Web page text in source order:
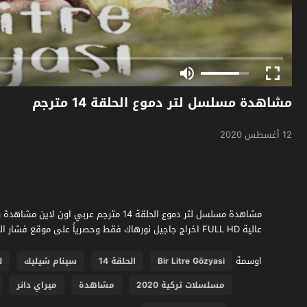
مشاهدة مسلسل لتر دموع الحلقة 14 مترجم
12 أغسطس 2020
عالية FULL HD اخراج جاجيل نورهاك فقط وحصرياً على موقع فشار الجديد
اوسمة
Bir Litre Gözyasi الحلقة 14 سينام شيليك
مسلسلات تركية 2020
مشاهدة ميراي دانر